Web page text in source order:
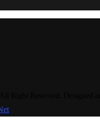
Right Reserved. Designed